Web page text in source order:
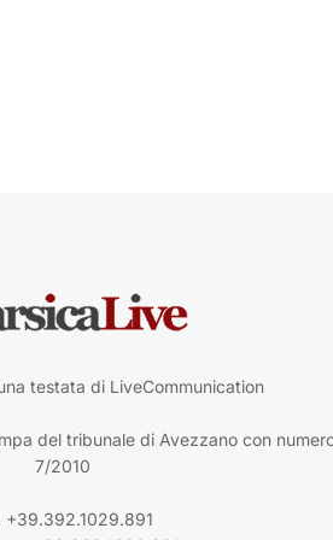
testata di LiveCommunication
del tribunale di Avezzano con
7/2010
+39.392.1029.891